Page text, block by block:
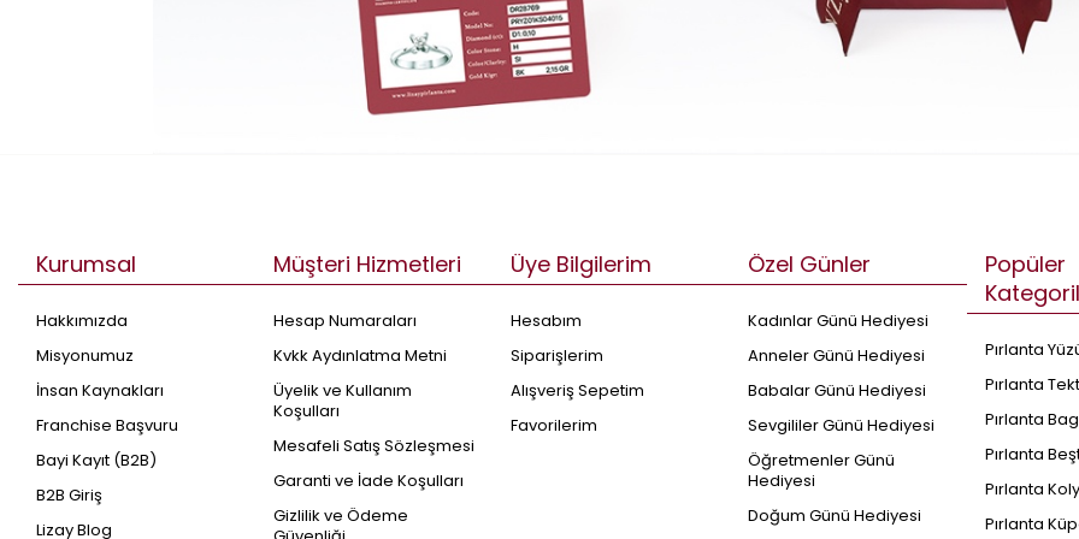
Kurumsal
Hakkımızda
Misyonumuz
İnsan Kaynakları
Franchise Başvuru
Bayi Kayıt (B2B)
B2B Giriş
Lizay Blog
Müşteri Hizmetleri
Hesap Numaraları
Kvkk Aydınlatma Metni
Üyelik ve Kullanım
Koşulları
Mesafeli Satış Sözleşmesi
Garanti ve İade Koşulları
Gizlilik ve Ödeme
Üye Bilgilerim
Hesabım
Siparişlerim
Alışveriş Sepetim
Favorilerim
Özel Günler
Kadınlar Günü Hediyesi
Anneler Günü Hediyesi
Babalar Günü Hediyesi
Sevgililer Günü Hediyesi
Öğretmenler Günü
Hediyesi
Doğum Günü Hediyesi
Popüler
Pırlanta
Pırlanta
Pırlanta
Pırlanta
Pırlanta
Pırlanta